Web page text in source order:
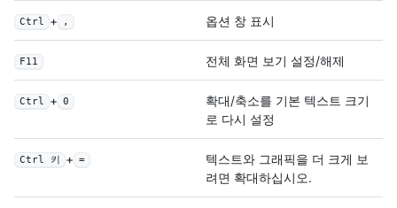
Ctrl + , 옵션 창 표시
F11 전체 화면 보기 설정/해제
Ctrl + 0
확대/축소를 기본 텍스트 크기
로 다시 설정
Ctrl 키 + =
텍스트와 그래픽을 더 크게 보
려면 확대하십시오.